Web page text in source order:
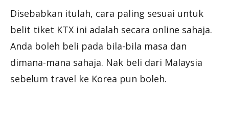
Disebabkan itulah, cara paling sesuai untuk
belit tiket KTX ini adalah secara online sahaja.
Anda boleh beli pada bila-bila masa dan
dimana-mana sahaja. Nak beli dari Malaysia
sebelum travel ke Korea pun boleh.